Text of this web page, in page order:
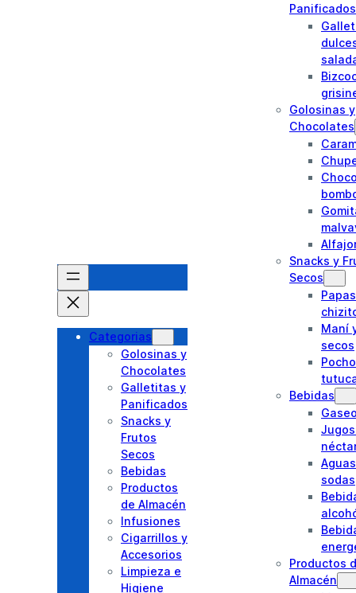
Categorias
Golosinas y
Chocolates
Galletitas y
Panificados
Snacks y
Frutos
Secos
Bebidas
Productos
de Almacén
Infusiones
Cigarrillos y
Accesorios
Limpieza e
Higiene
Panificados
Golosinas y
Chocolates
Snacks y
Secos
Maní
secos
Bebidas
sodas
Productos
Almacén